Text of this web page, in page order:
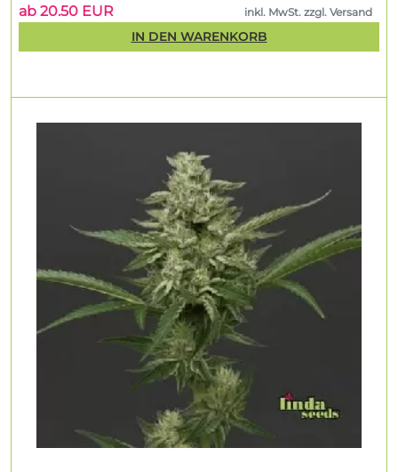
ab 20.50 EUR inkl. MwSt. zzgl. Versand
IN DEN WARENKORB